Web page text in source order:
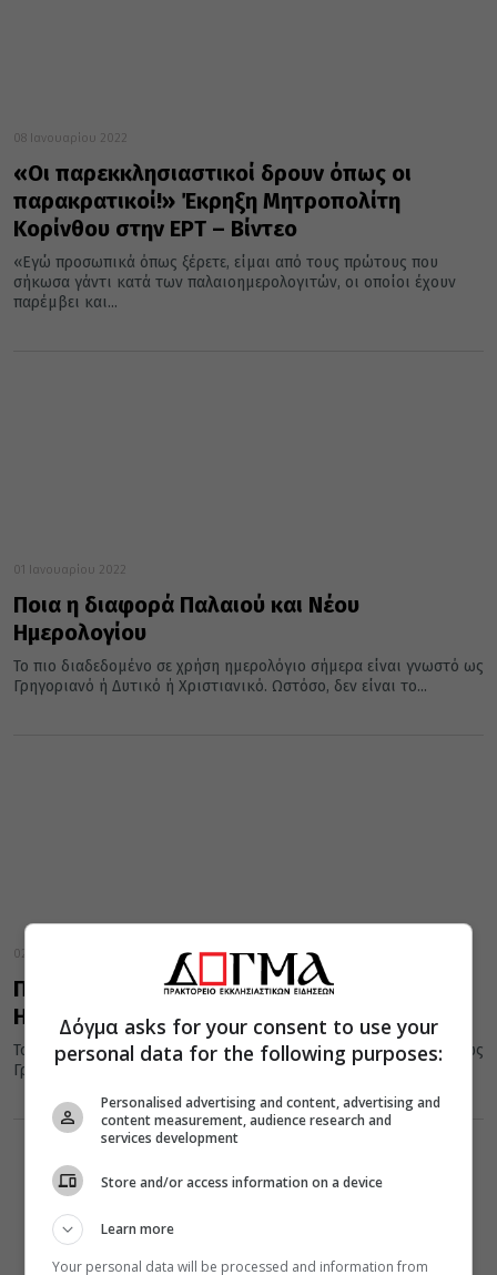
08 Ιανουαρίου 2022
«Οι παρεκκλησιαστικοί δρουν όπως οι
παρακρατικοί!» Έκρηξη Μητροπολίτη
Κορίνθου στην ΕΡΤ – Βίντεο
«Εγώ προσωπικά όπως ξέρετε, είμαι από τους πρώτους που
σήκωσα γάντι κατά των παλαιοημερολογιτών, οι οποίοι έχουν
παρέμβει και...
01 Ιανουαρίου 2022
Ποια η διαφορά Παλαιού και Νέου
Ημερολογίου
Το πιο διαδεδομένο σε χρήση ημερολόγιο σήμερα είναι γνωστό ως
Γρηγοριανό ή Δυτικό ή Χριστιανικό. Ωστόσο, δεν είναι το...
02 Ιανουαρίου 2021
Ποια η διαφορά Παλαιού και Νέου
Ημερολογίου
Το πιο διαδεδομένο σε χρήση ημερολόγιο σήμερα είναι γνωστό ως
Γρηγοριανό ή Δυτικό ή Χριστιανικό. Ωστόσο, δεν είναι το...
Δόγμα asks for your consent to use your
personal data for the following purposes:
Personalised advertising and content, advertising and
content measurement, audience research and
services development
Store and/or access information on a device
Learn more
Your personal data will be processed and information from